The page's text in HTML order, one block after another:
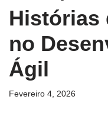
Histórias
no
Ágil
Fevereiro 4, 2026